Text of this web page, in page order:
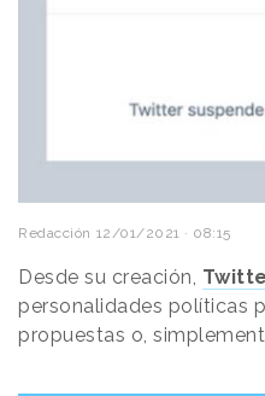
Redacción 12/01/2021 · 08:15
Desde su creación,
personalidades políticas
propuestas o,